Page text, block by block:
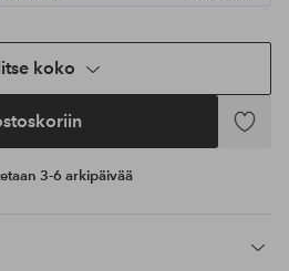
koko
Lisää
3-6 arkipäivää